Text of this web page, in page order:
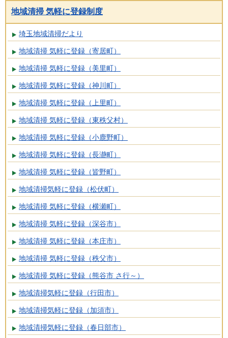
地域清掃 気軽に登録制度
埼玉地域清掃だより
地域清掃 気軽に登録（寄居町）
地域清掃 気軽に登録（美里町）
地域清掃 気軽に登録（神川町）
地域清掃 気軽に登録（上里町）
地域清掃 気軽に登録（東秩父村）
地域清掃 気軽に登録（小鹿野町）
地域清掃 気軽に登録（長瀞町）
地域清掃 気軽に登録（皆野町）
地域清掃気軽に登録（松伏町）
地域清掃 気軽に登録（横瀬町）
地域清掃 気軽に登録（深谷市）
地域清掃 気軽に登録（本庄市）
地域清掃 気軽に登録（秩父市）
地域清掃 気軽に登録（熊谷市 さ行～）
地域清掃気軽に登録（行田市）
地域清掃気軽に登録（加須市）
地域清掃気軽に登録（春日部市）